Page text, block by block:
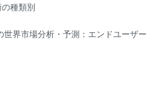
種類別
界市場分析・予測：エンドユーザー